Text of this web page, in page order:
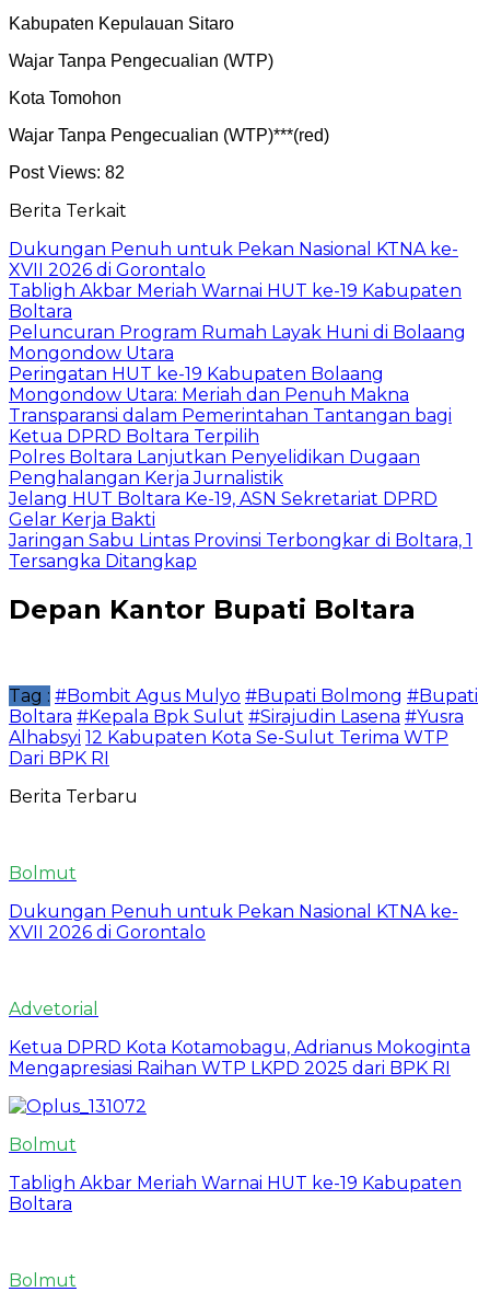
Kabupaten Kepulauan Sitaro
Wajar Tanpa Pengecualian (WTP)
Kota Tomohon
Wajar Tanpa Pengecualian (WTP)***(red)
Post Views: 82
Berita Terkait
Dukungan Penuh untuk Pekan Nasional KTNA ke-
XVII 2026 di Gorontalo
Tabligh Akbar Meriah Warnai HUT ke-19 Kabupaten
Boltara
Peluncuran Program Rumah Layak Huni di Bolaang
Mongondow Utara
Peringatan HUT ke-19 Kabupaten Bolaang
Mongondow Utara: Meriah dan Penuh Makna
Transparansi dalam Pemerintahan Tantangan bagi
Ketua DPRD Boltara Terpilih
Polres Boltara Lanjutkan Penyelidikan Dugaan
Penghalangan Kerja Jurnalistik
Jelang HUT Boltara Ke-19, ASN Sekretariat DPRD
Gelar Kerja Bakti
Jaringan Sabu Lintas Provinsi Terbongkar di Boltara, 1
Tersangka Ditangkap
Depan Kantor Bupati Boltara
Tag : #Bombit Agus Mulyo #Bupati Bolmong #Bupati
Boltara #Kepala Bpk Sulut #Sirajudin Lasena #Yusra
Alhabsyi 12 Kabupaten Kota Se-Sulut Terima WTP
Dari BPK RI
Berita Terbaru
Bolmut
Dukungan Penuh untuk Pekan Nasional KTNA ke-
XVII 2026 di Gorontalo
Advetorial
Ketua DPRD Kota Kotamobagu, Adrianus Mokoginta
Mengapresiasi Raihan WTP LKPD 2025 dari BPK RI
Bolmut
Tabligh Akbar Meriah Warnai HUT ke-19 Kabupaten
Boltara
Bolmut